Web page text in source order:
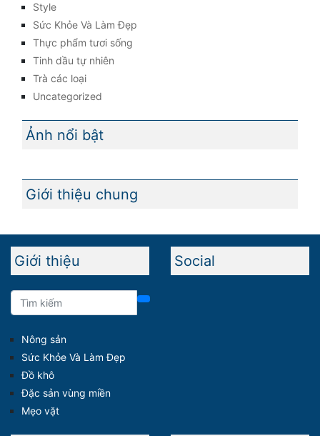
Style
Sức Khỏe Và Làm Đẹp
Thực phẩm tươi sống
Tinh dầu tự nhiên
Trà các loại
Uncategorized
Ảnh nổi bật
Giới thiệu chung
Giới thiệu
Nông sản
Sức Khỏe Và Làm Đẹp
Đồ khô
Đặc sản vùng miền
Mẹo vặt
Social